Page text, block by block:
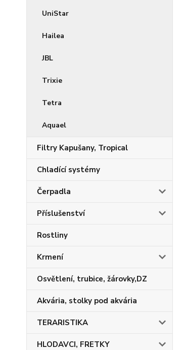
UniStar
Hailea
JBL
Trixie
Tetra
Aquael
Filtry Kapušany, Tropical
Chladící systémy
Čerpadla
Příslušenství
Rostliny
Krmení
Osvětlení, trubice, žárovky,DZ
Akvária, stolky pod akvária
TERARISTIKA
HLODAVCI, FRETKY